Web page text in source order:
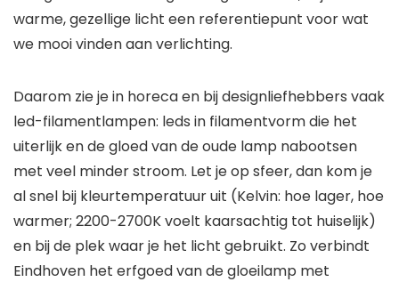
warme, gezellige licht een referentiepunt voor wat
we mooi vinden aan verlichting.
Daarom zie je in horeca en bij designliefhebbers vaak
led-filamentlampen: leds in filamentvorm die het
uiterlijk en de gloed van de oude lamp nabootsen
met veel minder stroom. Let je op sfeer, dan kom je
al snel bij kleurtemperatuur uit (Kelvin: hoe lager, hoe
warmer; 2200-2700K voelt kaarsachtig tot huiselijk)
en bij de plek waar je het licht gebruikt. Zo verbindt
Eindhoven het erfgoed van de gloeilamp met